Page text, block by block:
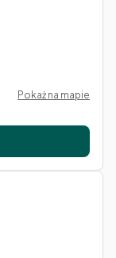
Pokaż na mapie